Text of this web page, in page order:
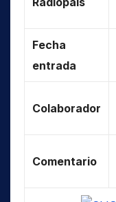
Fecha
entrada
Colaborador
Comentario